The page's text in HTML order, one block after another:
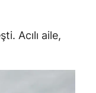
Acılı aile,